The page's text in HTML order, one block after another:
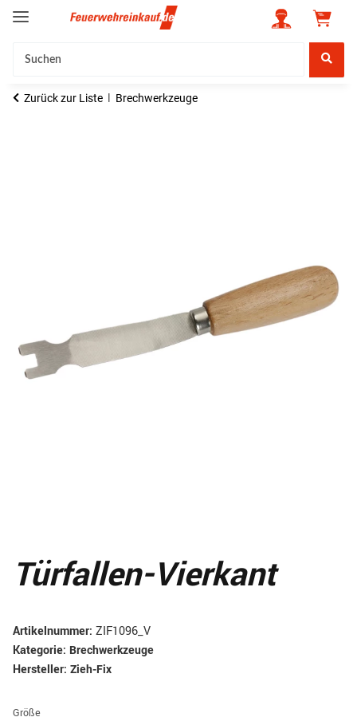
Zurück zur Liste Brechwerkzeuge
Türfallen-Vierkant
Artikelnummer: ZIF1096_V
Kategorie: Brechwerkzeuge
Hersteller: Zieh-Fix
Größe